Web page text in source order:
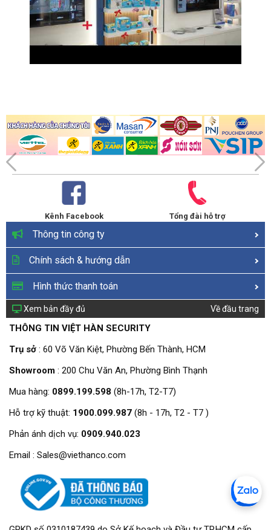
Kênh Facebook Tổng đài hỗ trợ
Thông tin công ty
Chính sách & hướng dẫn
Hình thức thanh toán
Xem bản đầy đủ Về đầu trang
THÔNG TIN VIỆT HÀN SECURITY
Trụ sở : 60 Võ Văn Kiệt, Phường Bến Thành, HCM
Showroom : 200 Chu Văn An, Phường Bình Thạnh
Mua hàng: 0899.199.598 (8h-17h, T2-T7)
Hỗ trợ kỹ thuật: 1900.099.987 (8h - 17h, T2 - T7 )
Phản ánh dịch vụ: 0909.940.023
Email : Sales@viethanco.com